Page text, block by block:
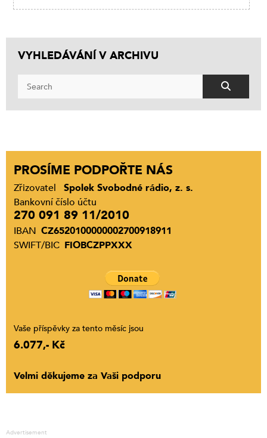
VYHLEDÁVÁNÍ V ARCHIVU
PROSÍME PODPOŘTE NÁS
Zřizovatel
Spolek Svobodné rádio, z. s.
Bankovní číslo účtu
270 091 89 11/2010
IBAN CZ6520100000002700918911
SWIFT/BIC FIOBCZPPXXX
Vaše příspěvky za tento měsíc jsou
6.077,- Kč
Velmi děkujeme za Vaši podporu
Advertisement